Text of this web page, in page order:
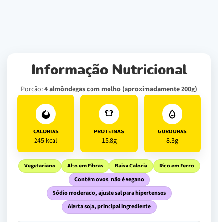
Informação Nutricional
Porção:4 almôndegas com molho (aproximadamente 200g)
CALORIAS
245 kcal
PROTEINAS
15.8g
GORDURAS
8.3g
Vegetariano Alto em Fibras Baixa Caloria
Rico em Ferro
Contém ovos, não é vegano
Sódio moderado, ajuste sal para hipertensos
Alerta soja, principal ingrediente